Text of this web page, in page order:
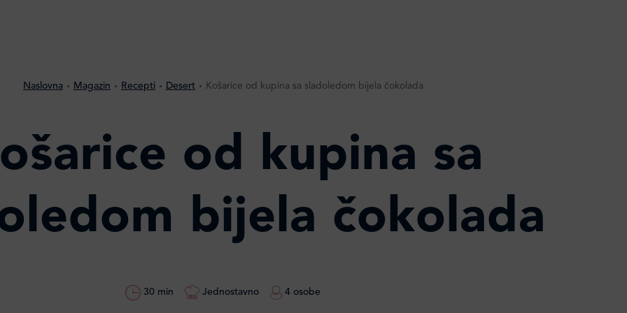
Naslovna Magazin Recepti Desert Košarice od kupina sa sladoledom bijela čokolada
od kupina sa
bijela čokolada
30 min Jednostavno 4 osobe